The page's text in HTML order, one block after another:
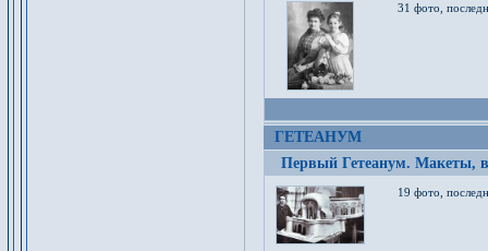
31 фото,
ГЕТЕАНУМ
Первый Гетеанум. Макеты,
19 фото,